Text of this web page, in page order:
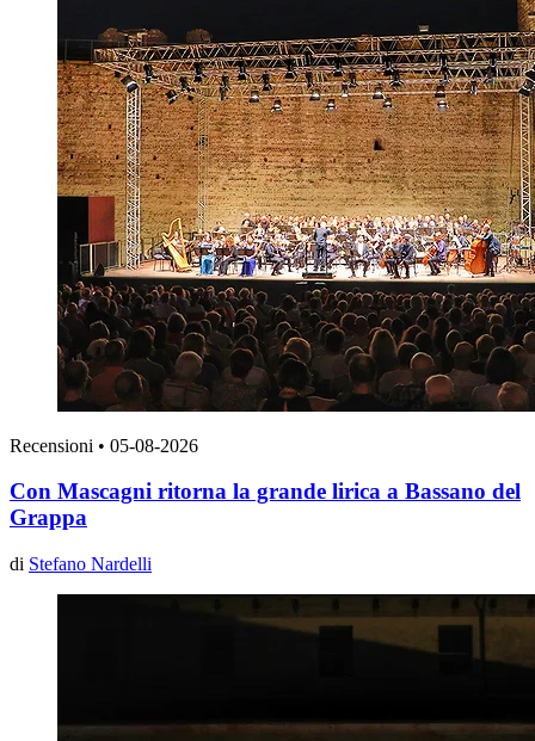
Recensioni • 05-08-2026
Con Mascagni ritorna la grande lirica a Bassano del
Grappa
di Stefano Nardelli